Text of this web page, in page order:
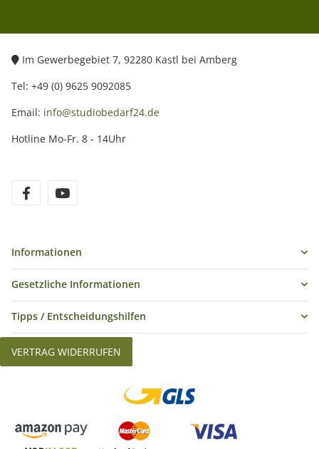
Im Gewerbegebiet 7, 92280 Kastl bei Amberg
Tel: +49 (0) 9625 9092085
Email: info@studiobedarf24.de
Hotline Mo-Fr. 8 - 14Uhr
Informationen
Gesetzliche Informationen
Tipps / Entscheidungshilfen
VERTRAG WIDERRUFEN